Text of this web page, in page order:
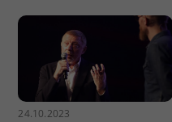
24.10.2023